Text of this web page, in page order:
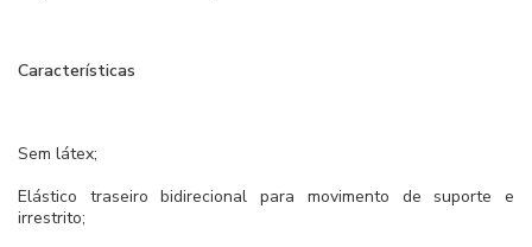
Características
Sem látex;
Elástico traseiro bidirecional para movimento de suporte e
irrestrito;